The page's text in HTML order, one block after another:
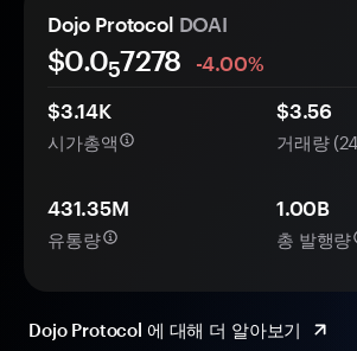
Dojo Protocol DOAI
$0.057278
-4.00%
$3.14K
시가총액
$3.56
거래량
431.35M
유통량
1.00B
총 발행량
Dojo Protocol 에 대해 더 알아보기